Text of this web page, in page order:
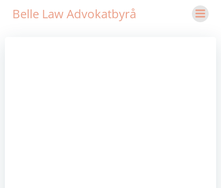
till
Belle Law Advokatbyrå